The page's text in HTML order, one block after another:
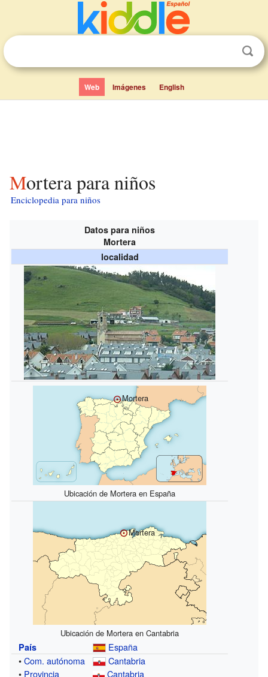
Web Imágenes English
Mortera para niños
Enciclopedia para niños
Datos para niños
Mortera
localidad
Mortera
Ubicación de Mortera en España
Mortera
Ubicación de Mortera en Cantabria
País
España
•Com. autónoma
Cantabria
• Provincia
Cantabria